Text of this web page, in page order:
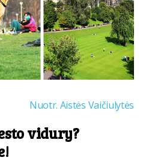
Nuotr. Aistės Vaičiulytės
vidury?